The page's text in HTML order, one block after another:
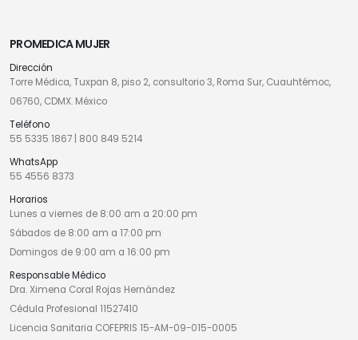
PROMEDICA MUJER
Dirección
Torre Médica, Tuxpan 8, piso 2, consultorio 3, Roma Sur, Cuauhtémoc,
06760, CDMX. México
Teléfono
55 5335 1867
800 849 5214
WhatsApp
55 4556 8373
Horarios
Lunes a viernes de 8:00 am a 20:00 pm
Sábados de 8:00 am a 17:00 pm
Domingos de 9:00 am a 16:00 pm
Responsable Médico
Dra. Ximena Coral Rojas Hernández
Cédula Profesional 11527410
Licencia Sanitaria COFEPRIS 15-AM-09-015-0005